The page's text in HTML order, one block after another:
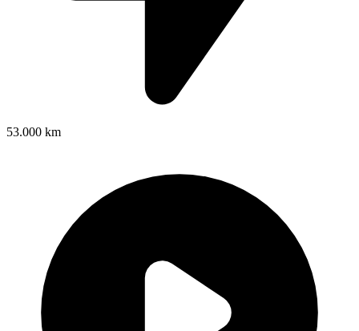
53.000 km